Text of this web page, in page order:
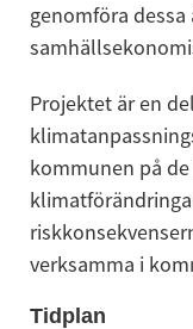
genomföra
Projektet är en
kommunen på
verksamma i
Tidplan